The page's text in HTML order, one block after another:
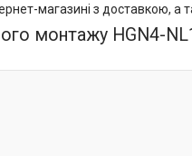
магазині з доставкою, а
монтажу HGN4-